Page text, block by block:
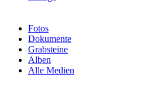
Fotos
Dokumente
Grabsteine
Alben
Alle Medien